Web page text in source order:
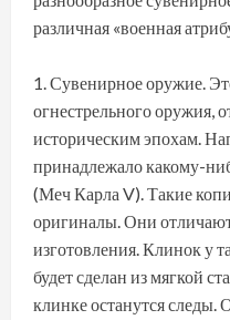
различная «военная
Сувенирное оружие.
огнестрельного оружия,
историческим эпохам.
принадлежало какому-
(Меч Карла V). Такие
оригиналы. Они
изготовления. Клинок у
будет сделан из мягкой
клинке останутся следы.